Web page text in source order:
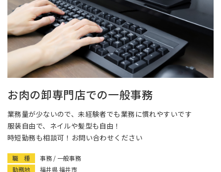
お肉の卸専門店での一般事務
業務量が少ないので、未経験者でも業務に慣れやすいです
服装自由で、ネイルや髪型も自由！
時短勤務も相談可！お問い合わせください
職 種
事務 / 一般事務
勤務地
福井県 福井市